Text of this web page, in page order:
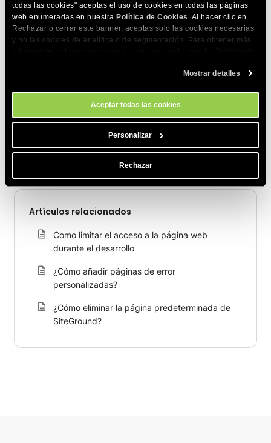
todas las cookies" aceptas el uso de cookies en todas las páginas
web enumeradas en nuestra Política de Cookies . Al hacer clic en
Rechazar o cerrar este banner, aceptas solo las cookies necesarias
y no las cookies de analítica o de segmentación. Para obtener más
momento a través de la herramienta Configuración de Cookies de
Mostrar detalles
Aceptar todas las cookies
Personalizar
Rechazar
<html> <body>
Disponible próximamente
COMPARTE ESTE ARTÍCULO
Artículos relacionados
Como limitar el acceso a la página web
durante el desarrollo
¿Cómo añadir páginas de error
personalizadas?
¿Cómo eliminar la página predeterminada de
SiteGround?